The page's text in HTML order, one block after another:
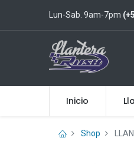
Lun-Sab. 9am-7pm
Inicio
Shop